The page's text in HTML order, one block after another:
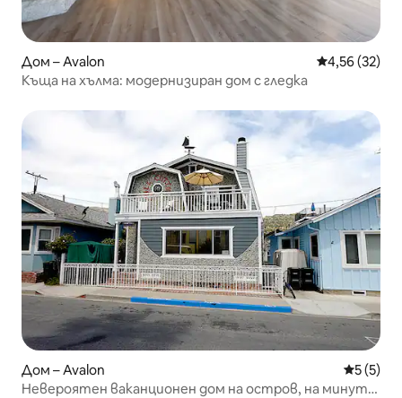
Дом – Avalon Средна
4,56 (32)
Къща на хълма: модернизиран дом с гледка
Дом – Avalon Средна
5 (5)
Невероятен ваканционен дом на остров, на минути